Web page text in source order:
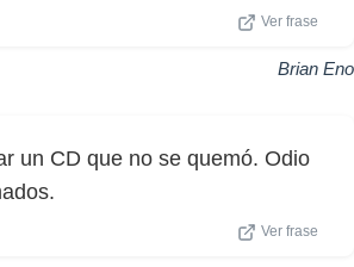
Ver frase
Brian Eno
un CD que no se quemó. Odio
Ver frase